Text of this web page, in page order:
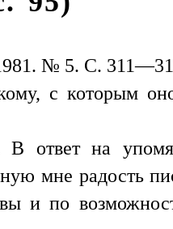
№ 5. С.
с которым
В ответ на
мне радость
и по